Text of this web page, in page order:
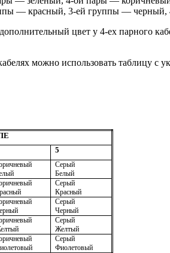
— красный, 3-ей группы —
цвет у 4-ех
можно использовать таблицу с
5
Серый
Белый
Серый
Красный
Серый
Черный
Серый
Желтый
Серый
Фиолетовый